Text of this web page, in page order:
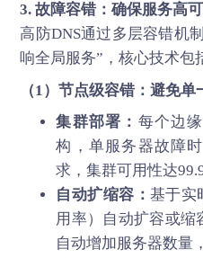
3. 故障容错：确保服务高
高防DNS通过多层容错机
响全局服务”，核心技术包
（1）节点级容错：避免单
集群部署： 每个边
构，单服务器故障
求，集群可用性达
自动扩缩容： 基于实
用率）自动扩容或缩
自动增加服务器数量